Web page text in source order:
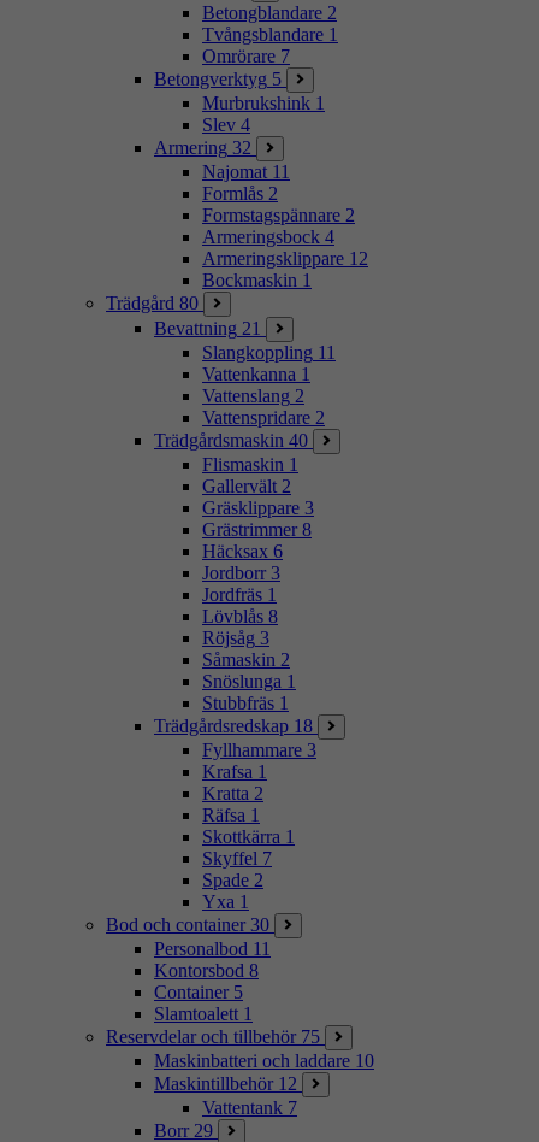
Betongblandare 2
Tvångsblandare 1
Omrörare 7
Betongverktyg 5
Murbrukshink 1
Slev 4
Armering 32
Najomat 11
Formlås 2
Formstagspännare 2
Armeringsbock 4
Armeringsklippare 12
Bockmaskin 1
Trädgård 80
Bevattning 21
Slangkoppling 11
Vattenkanna 1
Vattenslang 2
Vattenspridare 2
Trädgårdsmaskin 40
Flismaskin 1
Gallervält 2
Gräsklippare 3
Grästrimmer 8
Häcksax 6
Jordborr 3
Jordfräs 1
Lövblås 8
Röjsåg 3
Såmaskin 2
Snöslunga 1
Stubbfräs 1
Trädgårdsredskap 18
Fyllhammare 3
Krafsa 1
Kratta 2
Räfsa 1
Skottkärra 1
Skyffel 7
Spade 2
Yxa 1
Bod och container 30
Personalbod 11
Kontorsbod 8
Container 5
Slamtoalett 1
Reservdelar och tillbehör 75
Maskinbatteri och laddare 10
Maskintillbehör 12
Vattentank 7
Borr 29